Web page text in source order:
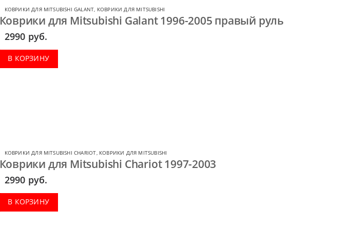
КОВРИКИ ДЛЯ MITSUBISHI GALANT, КОВРИКИ ДЛЯ MITSUBISHI
Коврики для Mitsubishi Galant 1996-2005 правый руль
2990 руб.
В КОРЗИНУ
КОВРИКИ ДЛЯ MITSUBISHI CHARIOT, КОВРИКИ ДЛЯ MITSUBISHI
Коврики для Mitsubishi Chariot 1997-2003
2990 руб.
В КОРЗИНУ